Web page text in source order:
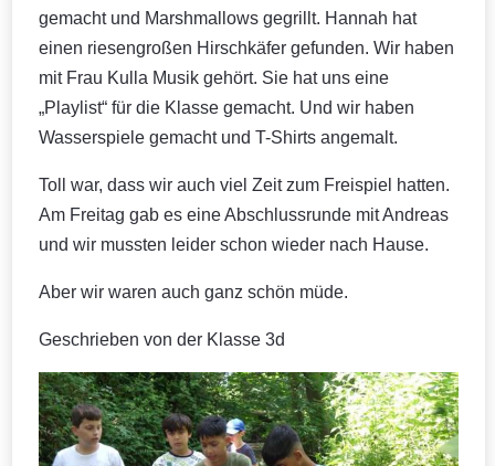
gemacht und Marshmallows gegrillt. Hannah hat
einen riesengroßen Hirschkäfer gefunden. Wir haben
mit Frau Kulla Musik gehört. Sie hat uns eine
„Playlist“ für die Klasse gemacht. Und wir haben
Wasserspiele gemacht und T-Shirts angemalt.
Toll war, dass wir auch viel Zeit zum Freispiel hatten.
Am Freitag gab es eine Abschlussrunde mit Andreas
und wir mussten leider schon wieder nach Hause.
Aber wir waren auch ganz schön müde.
Geschrieben von der Klasse 3d